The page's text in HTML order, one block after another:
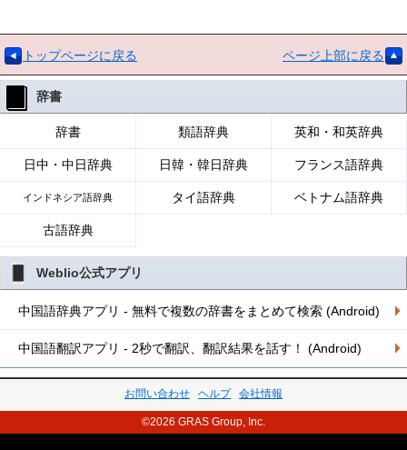
トップページに戻る ページ上部に戻る
辞書
辞書 類語辞典 英和・和英辞典
日中・中日辞典 日韓・韓日辞典 フランス語辞典
インドネシア語辞典 タイ語辞典 ベトナム語辞典
古語辞典
Weblio公式アプリ
中国語辞典アプリ - 無料で複数の辞書をまとめて検索 (Android)
中国語翻訳アプリ - 2秒で翻訳、翻訳結果を話す！ (Android)
お問い合わせ ヘルプ 会社情報
©2026 GRAS Group, Inc.